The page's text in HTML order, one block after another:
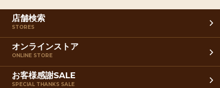
店舗検索
STORES
オンラインストア
ONLINE STORE
お客様感謝SALE
SPECIAL THANKS SALE